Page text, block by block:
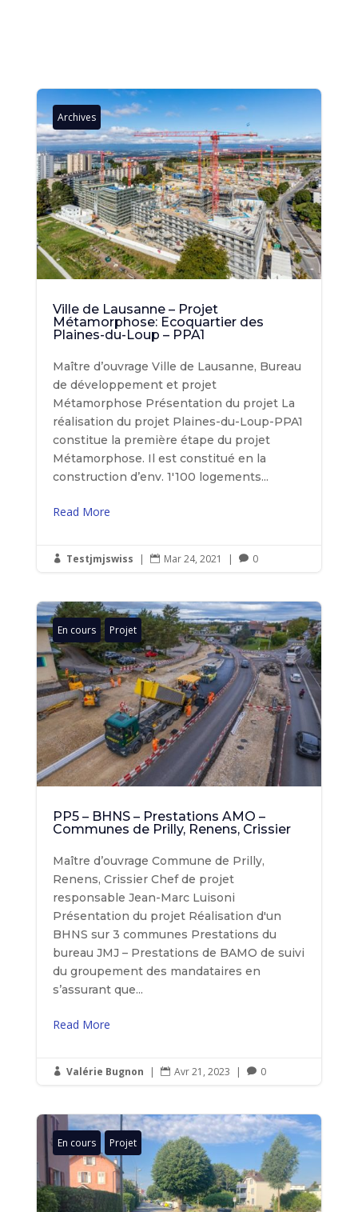
Archives
Ville de Lausanne – Projet
Métamorphose: Ecoquartier des
Plaines-du-Loup – PPA1
Maître d’ouvrage Ville de Lausanne, Bureau
de développement et projet
Métamorphose Présentation du projet La
réalisation du projet Plaines-du-Loup-PPA1
constitue la première étape du projet
Métamorphose. Il est constitué en la
construction d’env. 1'100 logements...
Read More
 Testjmjswiss |  Mar 24, 2021 |  0
En cours Projet
PP5 – BHNS – Prestations AMO –
Communes de Prilly, Renens, Crissier
Maître d’ouvrage Commune de Prilly,
Renens, Crissier Chef de projet
responsable Jean-Marc Luisoni
Présentation du projet Réalisation d'un
BHNS sur 3 communes Prestations du
bureau JMJ – Prestations de BAMO de suivi
du groupement des mandataires en
s’assurant que...
Read More
 Valérie Bugnon |  Avr 21, 2023 |  0
En cours Projet